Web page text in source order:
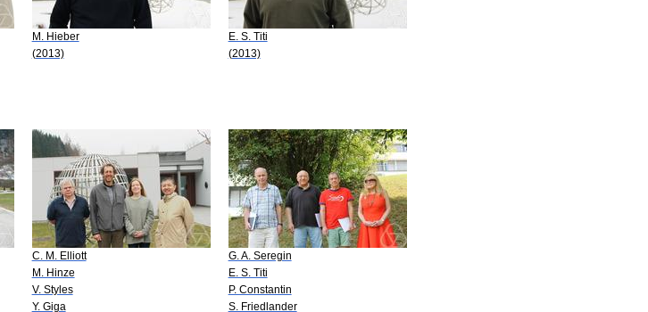
M. Hieber
(2013)
E. S. Titi
(2013)
C. M. Elliott
M. Hinze
V. Styles
Y. Giga
G. A. Seregin
E. S. Titi
P. Constantin
S. Friedlander